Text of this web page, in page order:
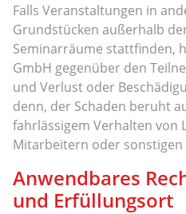
Falls Veranstaltungen in
Grundstücken außerhalb
Seminarräume stattfinden,
GmbH gegenüber den
und Verlust oder
denn, der Schaden beruht
fahrlässigem Verhalten von
Mitarbeitern oder sonstigen
Anwendbares
und Erfüllungsort